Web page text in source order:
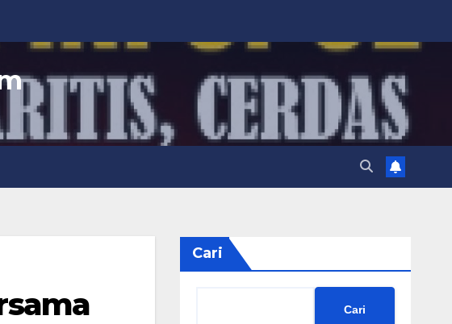
Cari
Cari